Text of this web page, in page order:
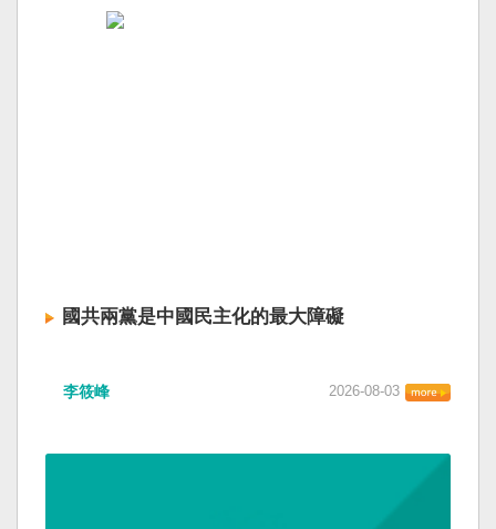
國共兩黨是中國民主化的最大障礙
李筱峰 2026-08-03